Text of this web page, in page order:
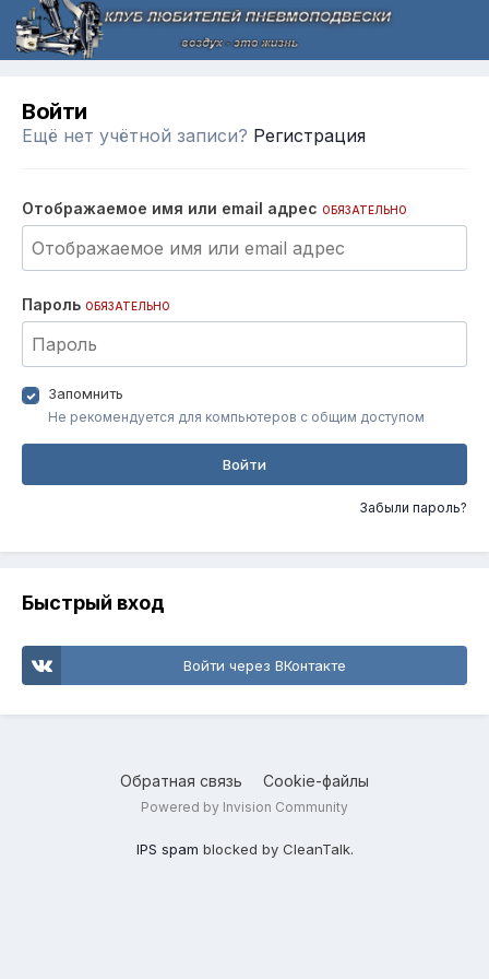
Войти
Ещё нет учётной записи? Регистрация
Отображаемое имя или email адрес ОБЯЗАТЕЛЬНО
Пароль ОБЯЗАТЕЛЬНО
Запомнить
Не рекомендуется для компьютеров с общим доступом
Войти
Забыли пароль?
Быстрый вход
Войти через ВКонтакте
Обратная связь Cookie-файлы
Powered by Invision Community
IPS spam blocked by CleanTalk.